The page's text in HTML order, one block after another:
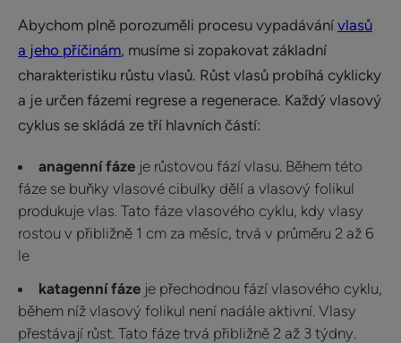
Abychom plně porozuměli procesu vypadávání vlasů
a jeho příčinám, musíme si zopakovat základní
charakteristiku růstu vlasů. Růst vlasů probíhá cyklicky
a je určen fázemi regrese a regenerace. Každý vlasový
cyklus se skládá ze tří hlavních částí:
anagenní fáze je růstovou fází vlasu. Během této
fáze se buňky vlasové cibulky dělí a vlasový folikul
produkuje vlas. Tato fáze vlasového cyklu, kdy vlasy
rostou v přibližně 1 cm za měsíc, trvá v průměru 2 až 6
le
katagenní fáze je přechodnou fází vlasového cyklu,
během níž vlasový folikul není nadále aktivní. Vlasy
přestávají růst. Tato fáze trvá přibližně 2 až 3 týdny.